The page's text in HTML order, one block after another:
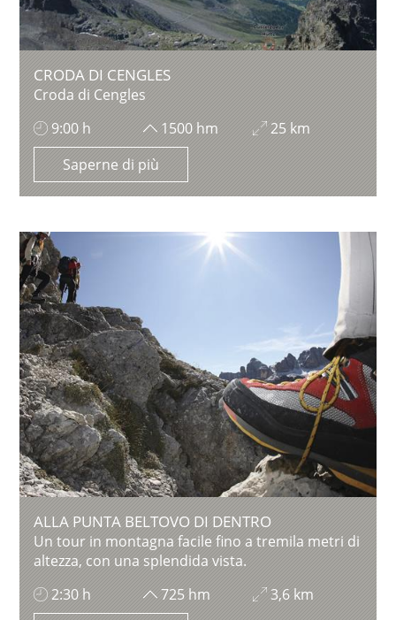
CRODA DI CENGLES
Croda di Cengles
9:00 h
1500 hm
25 km
Saperne di più
ALLA PUNTA BELTOVO DI DENTRO
Un tour in montagna facile fino a tremila metri di
altezza, con una splendida vista.
2:30 h
725 hm
3,6 km